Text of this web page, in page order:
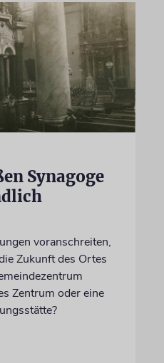
Synagoge
voranschreiten,
Zukunft des Ortes
Zentrum oder eine